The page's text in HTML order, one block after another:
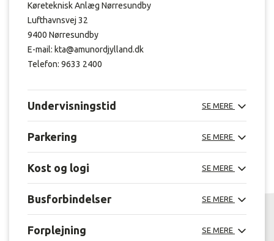
Køreteknisk Anlæg Nørresundby
Lufthavnsvej 32
9400 Nørresundby
E-mail: kta@amunordjylland.dk
Telefon: 9633 2400
Undervisningstid SE MERE
Parkering SE MERE
Kost og logi SE MERE
Busforbindelser SE MERE
Forplejning SE MERE